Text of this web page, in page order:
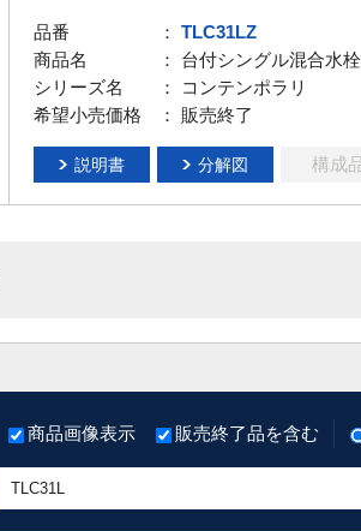
品番 ： TLC31LZ
商品名
： 台付シングル混合水
シリーズ名
： コンテンポラリ
希望小売価格
： 販売終了
説明書 分解図 構成
商品画像表示 販売終了品を含む